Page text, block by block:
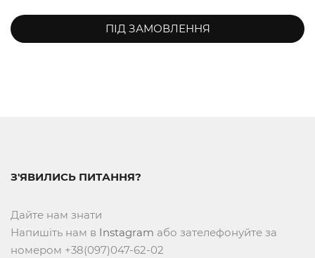
ПІД ЗАМОВЛЕННЯ
З'ЯВИЛИСЬ ПИТАННЯ?
Дайте нам знати
Напишіть нам в Instagram або зателефонуйте за
номером +38(097)047-62-02